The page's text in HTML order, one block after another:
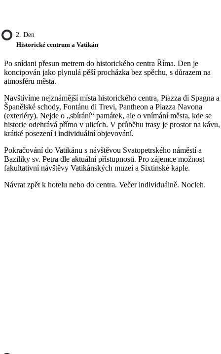
2. Den
Historické centrum a Vatikán
Po snídani přesun metrem do historického centra Říma. Den je
koncipován jako plynulá pěší procházka bez spěchu, s důrazem na
atmosféru města.
Navštívíme nejznámější místa historického centra, Piazza di Spagna a
Španělské schody, Fontánu di Trevi, Pantheon a Piazza Navona
(exteriéry). Nejde o „sbírání“ památek, ale o vnímání města, kde se
historie odehrává přímo v ulicích. V průběhu trasy je prostor na kávu,
krátké posezení i individuální objevování.
Pokračování do Vatikánu s návštěvou Svatopetrského náměstí a
Baziliky sv. Petra dle aktuální přístupnosti. Pro zájemce možnost
fakultativní návštěvy Vatikánských muzeí a Sixtinské kaple.
Návrat zpět k hotelu nebo do centra. Večer individuálně. Nocleh.